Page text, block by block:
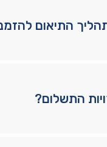
התיאום
התשלום?